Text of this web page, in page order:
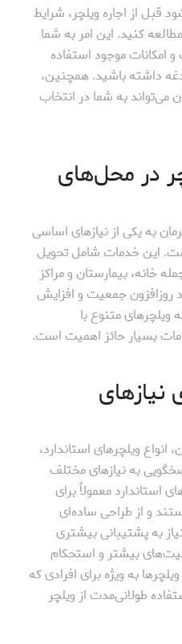
قبل از اجاره ویلچر، شرایط
کنید. این امر به شما
امکانات موجود استفاده
داشته باشید. همچنین،
می‌تواند به شما در انتخاب
در محل‌های
به یکی از نیازهای اساسی
این خدمات شامل تحویل
خانه، بیمارستان و مراکز
روزافزون جمعیت و افزایش
ویلچرهای متنوع با
بسیار حائز اهمیت است.
نیازهای
ویلچرهای استاندارد،
به نیازهای مختلف
استاندارد معمولاً برای
و از طراحی ساده‌ای
به پشتیبانی بیشتری
بیشتر و استحکام
به ویژه برای افرادی که
طولانی‌مدت از ویلچر